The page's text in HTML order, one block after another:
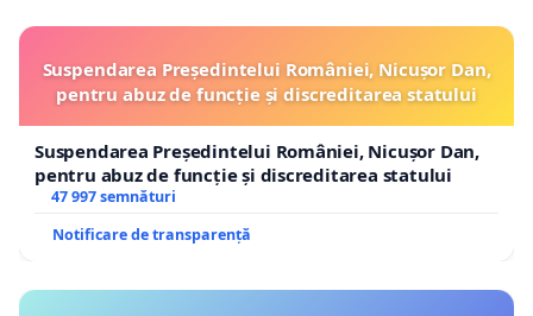
Suspendarea Președintelui României, Nicușor Dan,
pentru abuz de funcție și discreditarea statului
Suspendarea Președintelui României, Nicușor Dan,
pentru abuz de funcție și discreditarea statului
47 997 semnături
Notificare de transparență